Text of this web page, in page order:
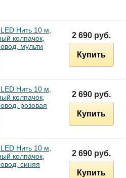
Нить 10 м,
колпачок,
мульти
2 690 руб.
Купить
Нить 10 м,
колпачок,
розовая
2 690 руб.
Купить
Нить 10 м,
колпачок,
синяя
2 690 руб.
Купить